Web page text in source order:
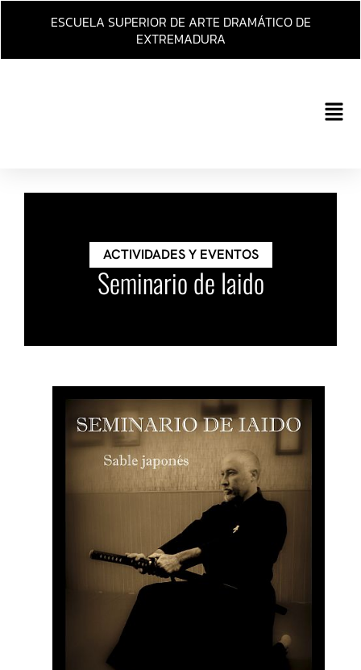
Ir
ESCUELA SUPERIOR DE ARTE DRAMÁTICO DE
EXTREMADURA
Main
ACTIVIDADES Y EVENTOS
Seminario de Iaido